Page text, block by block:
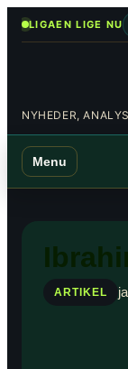
SpringLIGAEN LIGE NU
Menu
ARTIKEL